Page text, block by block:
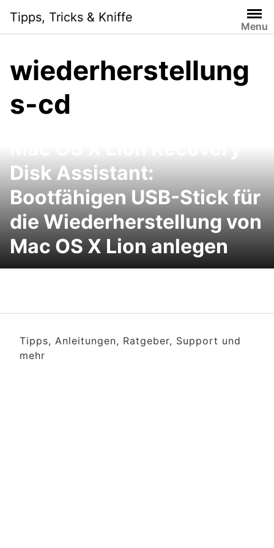
content
Tipps, Tricks & Kniffe
Menu
wiederherstellung
s-cd
Disk Assistant:
Bootfähigen USB-Stick für
die Wiederherstellung von
Mac OS X Lion anlegen
Tipps, Anleitungen, Ratgeber, Support und
mehr